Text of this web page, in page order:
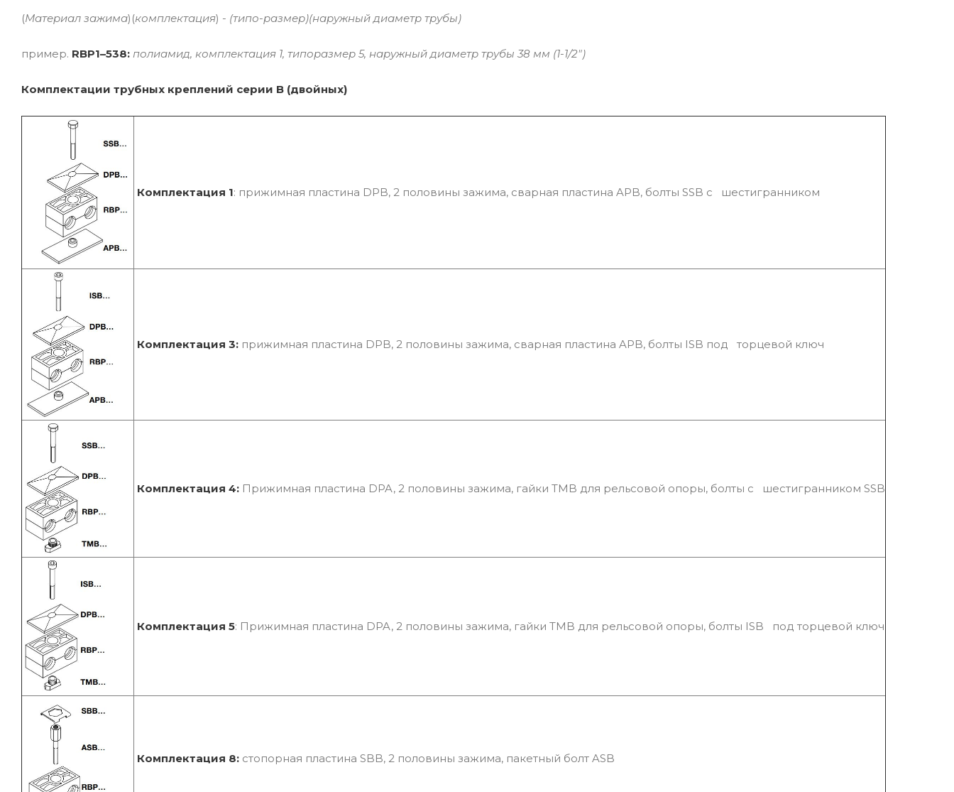
(Материал зажима)(комплектация) - (типо-размер)(наружный диаметр трубы)
пример. RBP1–538: полиамид, комплектация 1, типоразмер 5, наружный диаметр трубы 38 мм (1-1/2")
Комплектации трубных креплений серии B (двойных)
Комплектация 1: прижимная пластина DPB, 2 половины зажима, сварная пластина APB, болты SSB с шестигранником
Комплектация 3: прижимная пластина DPB, 2 половины зажима, сварная пластина APB, болты ISB под торцевой ключ
Комплектация 4: Прижимная пластина DPA, 2 половины зажима, гайки TMB для рельсовой опоры, болты с шестигранником SSB
Комплектация 5: Прижимная пластина DPA, 2 половины зажима, гайки TMB для рельсовой опоры, болты ISB под торцевой ключ
Комплектация 8: стопорная пластина SBB, 2 половины зажима, пакетный болт ASB